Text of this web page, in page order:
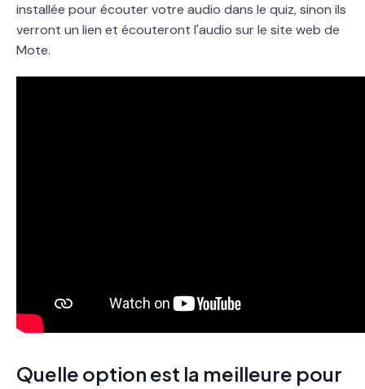
installée pour écouter votre audio dans le quiz, sinon ils
verront un lien et écouteront l'audio sur le site web de
Mote.
Quelle option est la meilleure pour